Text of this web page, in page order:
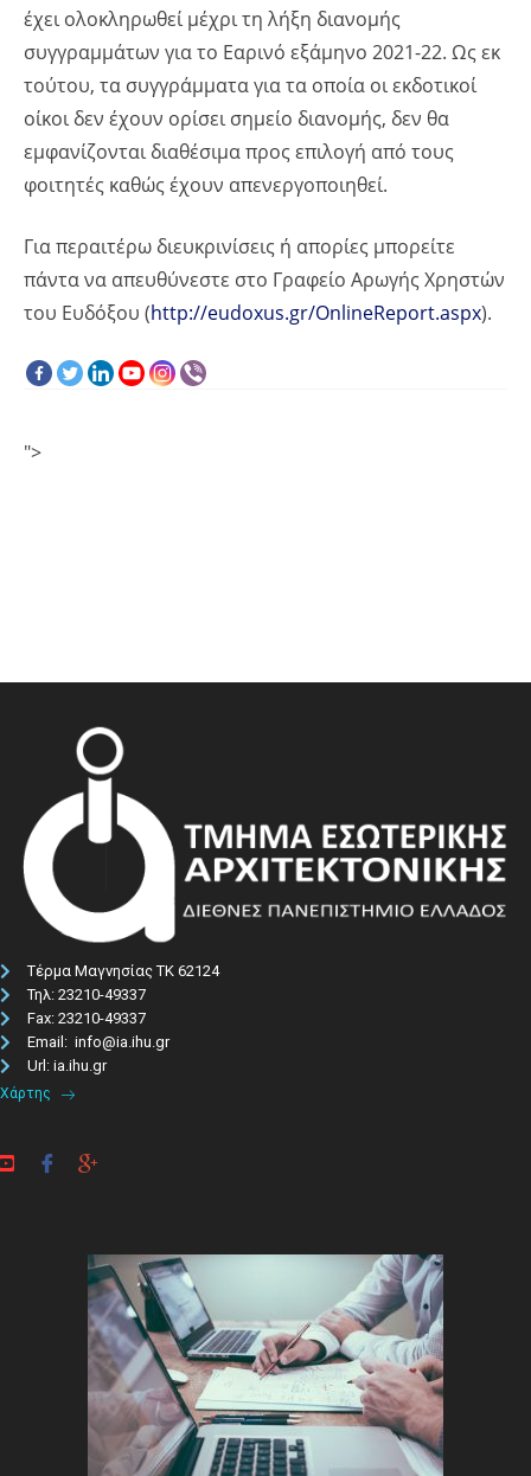
έχει ολοκληρωθεί μέχρι τη λήξη διανομής
συγγραμμάτων για το Εαρινό εξάμηνο 2021-22. Ως εκ
τούτου, τα συγγράμματα για τα οποία οι εκδοτικοί
οίκοι δεν έχουν ορίσει σημείο διανομής, δεν θα
εμφανίζονται διαθέσιμα προς επιλογή από τους
φοιτητές καθώς έχουν απενεργοποιηθεί.
Για περαιτέρω διευκρινίσεις ή απορίες μπορείτε
πάντα να απευθύνεστε στο Γραφείο Αρωγής Χρηστών
του Ευδόξου (http://eudoxus.gr/OnlineReport.aspx).
">
Τέρμα Μαγνησίας ΤΚ 62124
Τηλ: 23210-49337​
Fax: 23210-49337
Email: info@ia.ihu.gr
Url: ia.ihu.gr
Χάρτης